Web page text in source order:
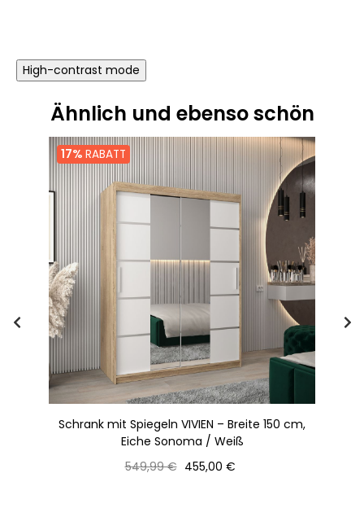
High-contrast mode
Ähnlich und ebenso schön
17% RABATT
Schrank mit Spiegeln VIVIEN – Breite 150 cm,
Eiche Sonoma / Weiß
Normaler
549,99 € Preis
455,00 €